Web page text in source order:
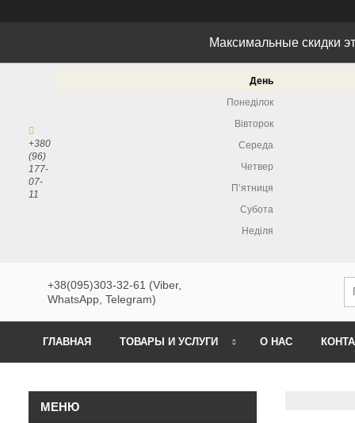
Максимальные скидки
+380
(96)
177-
07-
11
День
Понеділок
Вівторок
Середа
Четвер
Пʼятниця
Субота
Неділя
+38(095)303-32-61 (Viber,
WhatsApp, Telegram)
ГЛАВНАЯ ТОВАРЫ И УСЛУГИ О НАС